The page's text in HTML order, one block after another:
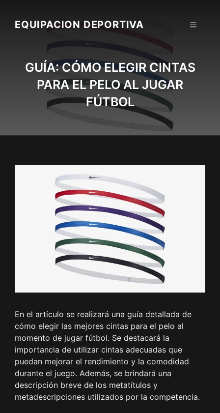
contentEQUIPACION DEPORTIVA MENU
GUÍA: CÓMO ELEGIR CINTAS
PARA EL PELO AL JUGAR
FÚTBOL
En el artículo se realizará una guía detallada de
cómo elegir las mejores cintas para el pelo al
momento de jugar fútbol. Se destacará la
importancia de utilizar cintas adecuadas que
puedan mejorar el rendimiento y la comodidad
durante el juego. Además, se brindará una
descripción breve de los metatítulos y
metadescripciones utilizados por la competencia.